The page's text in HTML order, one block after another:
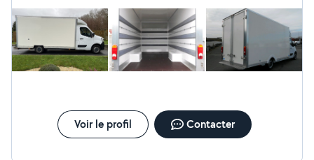
réservez déménagez Zen.
Voir le profil Contacter